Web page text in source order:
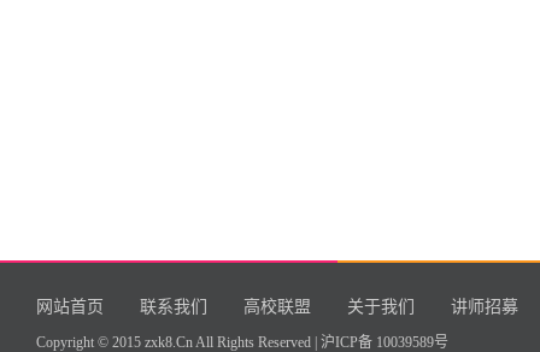
网站首页 联系我们 高校联盟 关于我们 讲师招募
Copyright © 2015 zxk8.Cn All Rights Reserved | 沪ICP备 10039589号